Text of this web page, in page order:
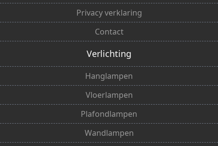
Privacy verklaring
Contact
Verlichting
Hanglampen
Vloerlampen
Plafondlampen
Wandlampen